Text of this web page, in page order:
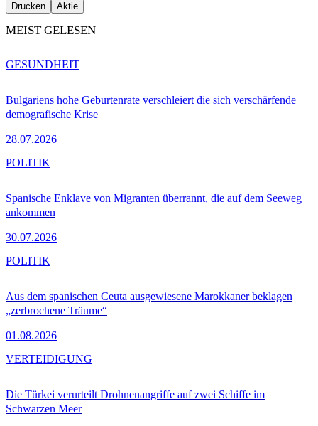
Drucken Aktie
MEIST GELESEN
Bulgariens hohe Geburtenrate verschleiert die sich verschärfende
demografische Krise
28.07.2026
GESUNDHEIT
Spanische Enklave von Migranten überrannt, die auf dem Seeweg
ankommen
30.07.2026
POLITIK
Aus dem spanischen Ceuta ausgewiesene Marokkaner beklagen
„zerbrochene Träume“
01.08.2026
POLITIK
Die Türkei verurteilt Drohnenangriffe auf zwei Schiffe im
Schwarzen Meer
VERTEIDIGUNG